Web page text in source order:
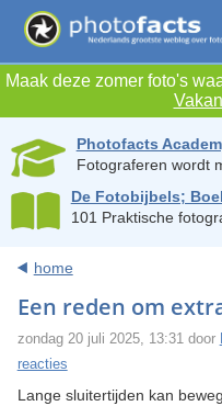
Maak deze zomer foto's
Photofacts
Fotograferen wordt
De Fotobijbels;
101 Praktische
home
Een reden om
zondag 20 juli 2025, 13:31 door
reacties
Lange sluitertijden kan